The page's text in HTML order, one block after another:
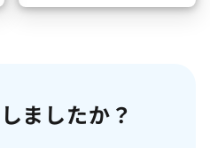
ましたか？